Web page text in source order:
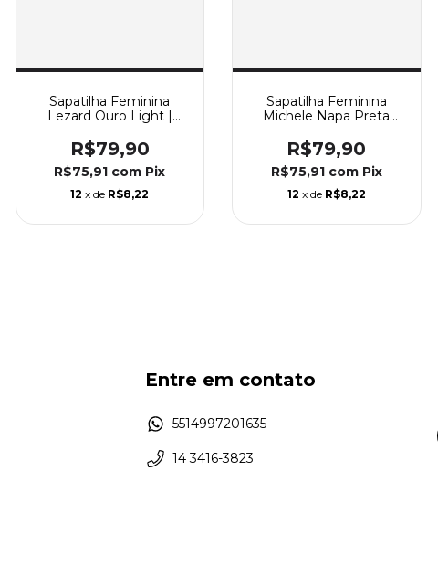
Sapatilha Feminina
Lezard Ouro Light |
R$79,90
R$75,91 com Pix
12 x de R$8,22
Sapatilha Feminina
Michele Napa Preta
R$79,90
R$75,91 com Pix
12 x de R$8,22
Entre em contato
5514997201635
14 3416-3823